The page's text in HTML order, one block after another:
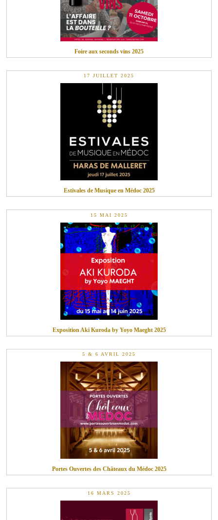
Foire aux seconds vins 2025
17 JUILLET 2025
Estivales de Musique en Médoc 2025
15 MAI 2025
Exposition Aki Kuroda by Yoyo Maeght 2025
5 & 6 AVRIL 2025
Portes Ouvertes des Châteaux du Médoc 2025
16 MARS 2025